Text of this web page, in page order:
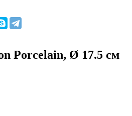
Porcelain, Ø 17.5 см